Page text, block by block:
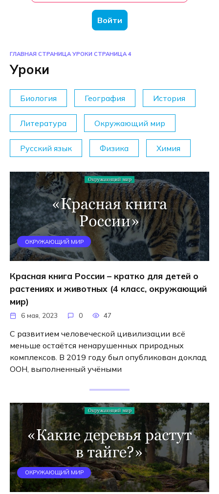
Войти
ГЛАВНАЯ СТРАНИЦА УРОКИ СТРАНИЦА 4
Уроки
Биология География История
Литература Окружающий мир
Русский язык Физика Химия
ОКРУЖАЮЩИЙ МИР
Красная книга России – кратко для детей о
растениях и животных (4 класс, окружающий
мир)
6 мая, 2023 0 47
С развитием человеческой цивилизации всё
меньше остаётся ненарушенных природных
комплексов. В 2019 году был опубликован доклад
ООН, выполненный учёными
ОКРУЖАЮЩИЙ МИР